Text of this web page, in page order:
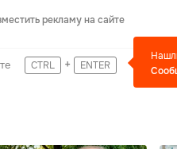
рекламу на сайте
CTRL + ENTER